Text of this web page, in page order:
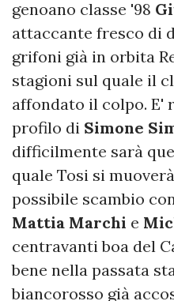
genoano classe '98
attaccante fresco di
grifoni già in orbita
stagioni sul quale il
affondato il colpo. E'
profilo di Simone
difficilmente sarà
quale Tosi si
possibile scambio
Mattia Marchi e
centravanti boa del
bene nella passata
biancorosso già